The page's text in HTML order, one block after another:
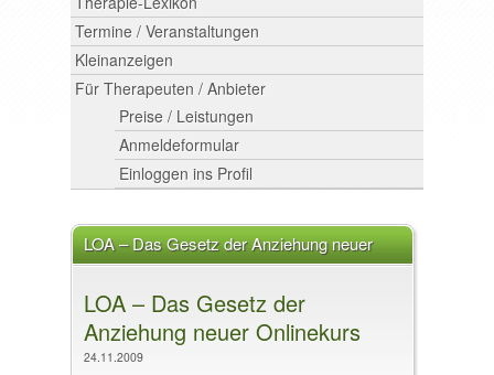
Termine / Veranstaltungen
Kleinanzeigen
Für Therapeuten / Anbieter
Preise / Leistungen
Anmeldeformular
Einloggen ins Profil
LOA – Das Gesetz der Anziehung neuer
Onlinekurs
LOA – Das Gesetz der
Anziehung neuer Onlinekurs
24.11.2009